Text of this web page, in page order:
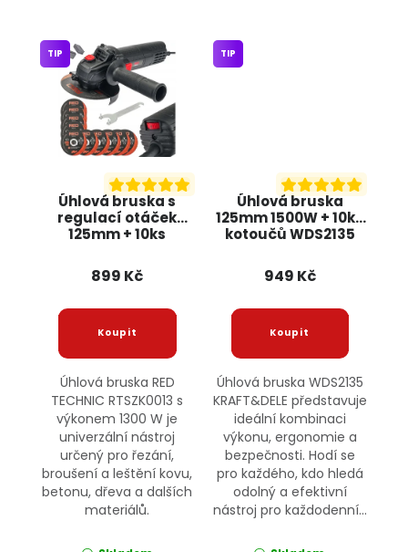
Úhlová bruska s
regulací otáček
125mm + 10ks
RTSZK0013 RED
TECHNIC
TIP
899 Kč
Úhlová bruska RED
TECHNIC RTSZK0013 s
výkonem 1300 W je
univerzální nástroj
určený pro řezání,
broušení a leštění kovu,
betonu, dřeva a dalších
materiálů.
Úhlová bruska
125mm 1500W + 10ks
kotoučů WDS2135
TIP
949 Kč
Úhlová bruska WDS2135
KRAFT&DELE představuje
ideální kombinaci
výkonu, ergonomie a
bezpečnosti. Hodí se
pro každého, kdo hledá
odolný a efektivní
nástroj pro každodenní...